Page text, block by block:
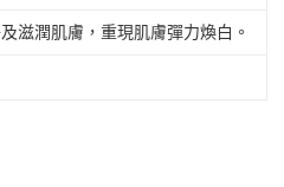
滋潤肌膚，重現肌膚彈力煥白。